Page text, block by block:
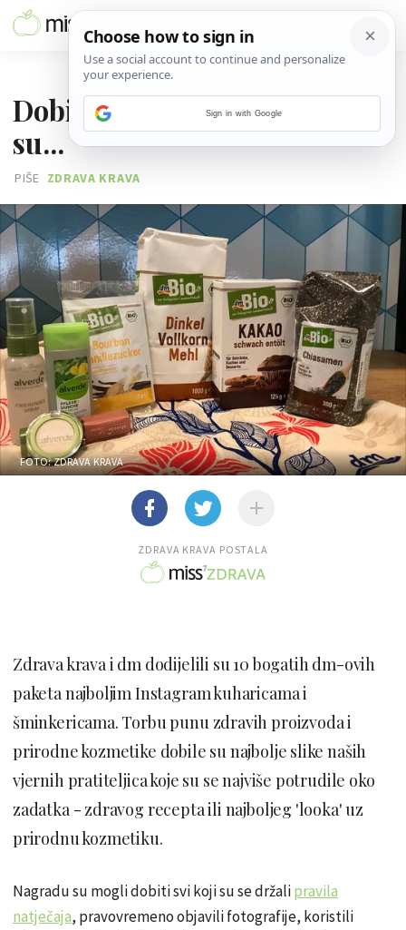
Dobitnici dm-ovih paketa
su...
PIŠE ZDRAVA KRAVA
FOTO: ZDRAVA KRAVA
ZDRAVA KRAVA POSTALA
Zdrava krava i dm dodijelili su 10 bogatih dm-ovih
paketa najboljim Instagram kuharicama i
šminkericama. Torbu punu zdravih proizvoda i
prirodne kozmetike dobile su najbolje slike naših
vjernih pratiteljica koje su se najviše potrudile oko
zadatka - zdravog recepta ili najboljeg 'looka' uz
prirodnu kozmetiku.
Nagradu su mogli dobiti svi koji su se držalipravila
natječaja, pravovremeno objavili fotografije, koristili
Sign in with Google